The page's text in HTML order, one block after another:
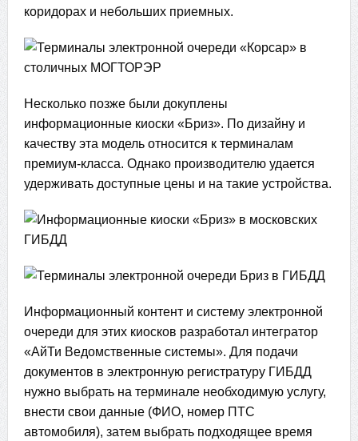
коридорах и небольших приемных.
Несколько позже были докуплены
информационные киоски «Бриз». По дизайну и
качеству эта модель относится к терминалам
премиум-класса. Однако производителю удается
удерживать доступные цены и на такие устройства.
Информационный контент и систему электронной
очереди для этих киосков разработал интегратор
«АйТи Ведомственные системы». Для подачи
документов в электронную регистратуру ГИБДД
нужно выбрать на терминале необходимую услугу,
внести свои данные (ФИО, номер ПТС
автомобиля), затем выбрать подходящее время